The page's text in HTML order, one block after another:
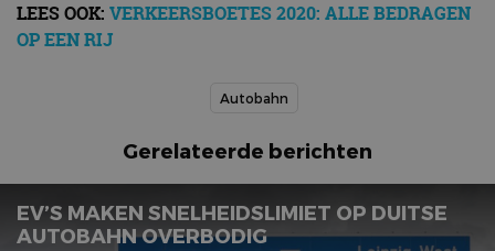
LEES OOK: VERKEERSBOETES 2020: ALLE BEDRAGEN
OP EEN RIJ
Autobahn
Gerelateerde berichten
EV’S MAKEN SNELHEIDSLIMIET OP DUITSE
AUTOBAHN OVERBODIG